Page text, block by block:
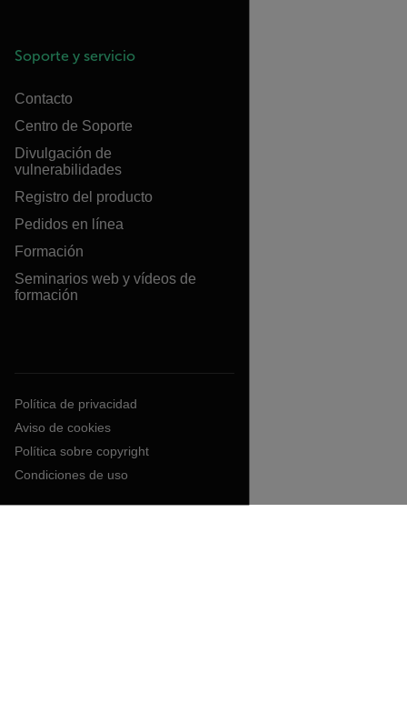
Soporte y servicio
Contacto
Centro de Soporte
Divulgación de
vulnerabilidades
Registro del producto
Pedidos en línea
Formación
Seminarios web y vídeos de
formación
Política de privacidad
Aviso de cookies
Política sobre copyright
Condiciones de uso